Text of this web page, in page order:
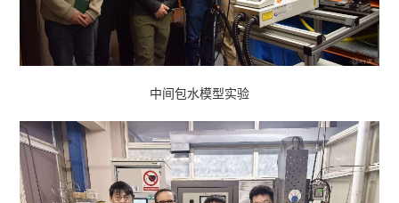
中间包水模型实验